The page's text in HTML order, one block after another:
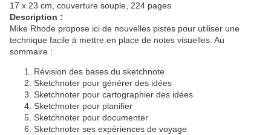
17 x 23 cm, couverture souple, 224 pages
Description :
Mike Rhode propose ici de nouvelles pistes pour utiliser une
technique facile à mettre en place de notes visuelles. Au
sommaire :
Révision des bases du sketchnote
Sketchnoter pour générer des idées
Sketchnoter pour cartographier des idées
Sketchnoter pour planifier
Sketchnoter pour documenter
Sketchnoter ses expériences de voyage